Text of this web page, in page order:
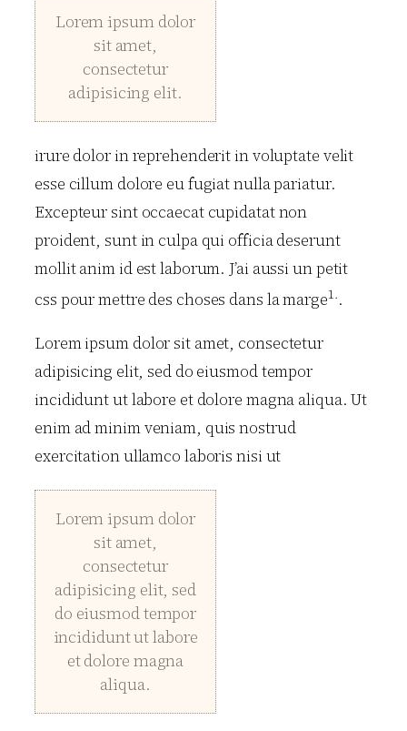
Lorem ipsum dolor
sit amet,
consectetur
adipisicing elit.
irure dolor in reprehenderit in voluptate velit
esse cillum dolore eu fugiat nulla pariatur.
Excepteur sint occaecat cupidatat non
proident, sunt in culpa qui officia deserunt
mollit anim id est laborum. J’ai aussi un petit
css pour mettre des choses dans la marge1..
Lorem ipsum dolor sit amet, consectetur
adipisicing elit, sed do eiusmod tempor
incididunt ut labore et dolore magna aliqua. Ut
enim ad minim veniam, quis nostrud
exercitation ullamco laboris nisi ut
Lorem ipsum dolor
sit amet,
consectetur
adipisicing elit, sed
do eiusmod tempor
incididunt ut labore
et dolore magna
aliqua.